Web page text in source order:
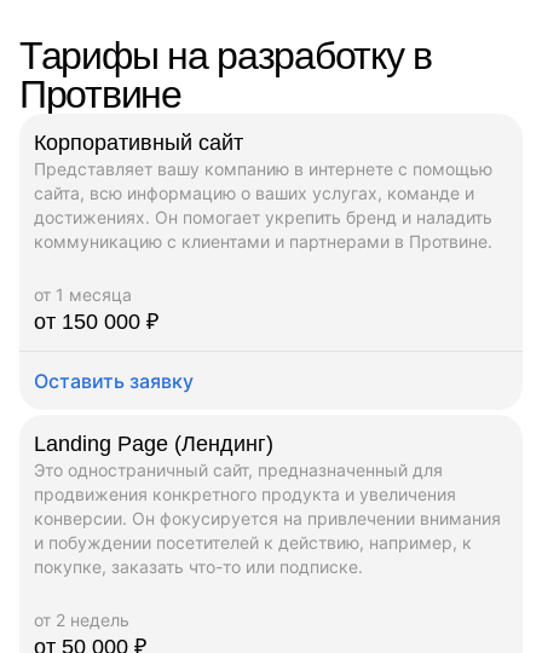
Тарифы на разработку в
Протвине
Корпоративный сайт
Представляет вашу компанию в интернете с помощью
сайта, всю информацию о ваших услугах, команде и
достижениях. Он помогает укрепить бренд и наладить
коммуникацию с клиентами и партнерами в Протвине.
от 1 месяца
от 150 000 ₽
Оставить заявку
Landing Page (Лендинг)
Это одностраничный сайт, предназначенный для
продвижения конкретного продукта и увеличения
конверсии. Он фокусируется на привлечении внимания
и побуждении посетителей к действию, например, к
покупке, заказать что-то или подписке.
от 2 недель
от 50 000 ₽